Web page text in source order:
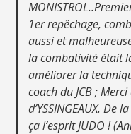
1er repêchage,
aussi et
la combativité était
améliorer la
coach du JCB ;
d’YSSINGEAUX. De
ça l’esprit JUDO !